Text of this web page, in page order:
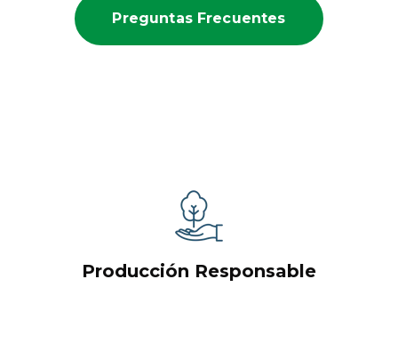
Preguntas Frecuentes
Producción Responsable